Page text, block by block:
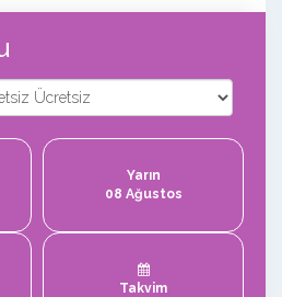
Yarın
08 Ağustos
Takvim